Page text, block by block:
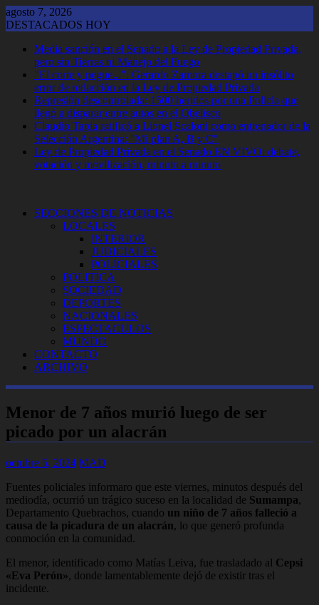
Saltar
al
agosto 7, 2026
DESTACADOS HOY
Media sanción en el Senado a la Ley de Propiedad Privada,
pero sin Tierras ni Manejo del Fuego
"El corte y pegue...": Gerardo Zamora destapó un insólito
error de redacción en la Ley de Propiedad Privada
Represión descontrolada: 1500 heridos por una Policía que
llegó a disparar entre autos en el Obelisco
Claudio Tapia ratificó a Lionel Scaloni como entrenador de la
Selección Argentina: "Mi plan A, B y C"
Ley de Propiedad Privada en el Senado EN VIVO: debate,
votación y movilización, minuto a minuto
SECCIONES DE NOTICIAS
LOCALES
INTERIOR
JUDICIALES
POLICIALES
POLITICA
SOCIEDAD
DEPORTES
NACIONALES
ESPECTACULOS
MUNDO
CONTACTO
ARCHIVO
Menor de 7 años murió luego de ser
picado por un alacrán
octubre 5, 2024 MAD
Fuentes policiales informaro que este viernes, minutos después del
mediodía, ocurrió un trágico suceso en la localidad de Sumampa,
Departamento Quebrachos, cuando un niño de 7 años falleció a
causa de la picadura de un alacrán, lo que generó profunda
conmoción en la comunidad.
El menor, identificado como Matías Leiva, fue trasladado al Cepsi
«Eva Perón», donde lamentablemente dejó de existir tras el
incidente.